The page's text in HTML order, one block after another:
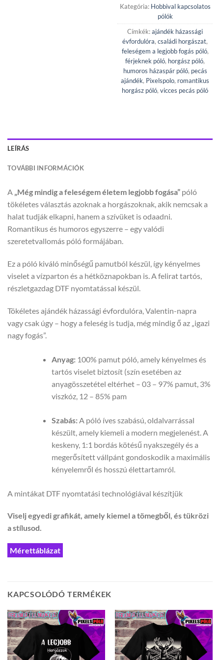
Kategória: Hobbival kapcsolatos
pólók
Címkék:ajándék házassági
évfordulóra, családi horgászat,
feleségem a legjobb fogás póló,
férjeknek póló, horgász póló,
humoros házaspár póló, pecás
ajándék, Pixelspolo, romantikus
horgász póló, vicces pecás póló
LEÍRÁS
TOVÁBBI INFORMÁCIÓK
A „Még mindig a feleségem életem legjobb fogása” póló
tökéletes választás azoknak a horgászoknak, akik nemcsak a
halat tudják elkapni, hanem a szívüket is odaadni.
Romantikus és humoros egyszerre – egy valódi
szeretetvallomás póló formájában.
Ez a póló kiváló minőségű pamutból készül, így kényelmes
viselet a vízparton és a hétköznapokban is. A felirat tartós,
részletgazdag DTF nyomtatással készül.
Tökéletes ajándék házassági évfordulóra, Valentin-napra
vagy csak úgy – hogy a feleség is tudja, még mindig ő az „igazi
nagy fogás”.
Anyag:100% pamut póló, amely kényelmes és
tartós viselet biztosít (szín esetében az
anyagösszetétel eltérhet – 03 – 97% pamut, 3%
viszkóz, 12 – 85% pam
Szabás:A póló íves szabású, oldalvarrással
készült, amely kiemeli a modern megjelenést. A
keskeny, 1:1 bordás kötésű nyakszegély és a
megerősített vállpánt gondoskodik a maximális
kényelemről és hosszú élettartamról.
A mintákat DTF nyomtatási technológiával készítjük
Viselj egyedi grafikát, amely kiemel a tömegből, és tükrözi
a stílusod.
Mérettáblázat
KAPCSOLÓDÓ TERMÉKEK